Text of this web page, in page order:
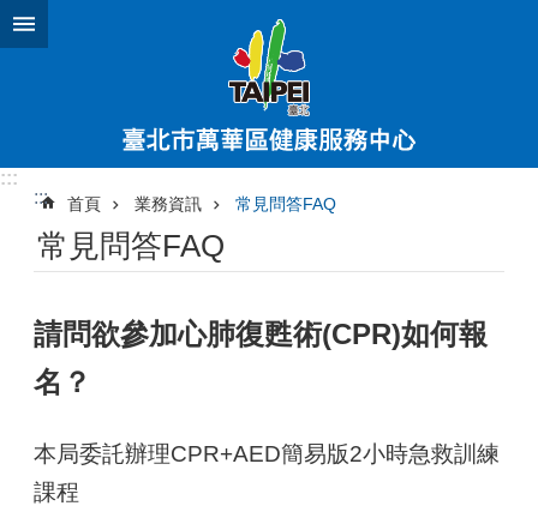
跳到主要內容區塊
:::
:::
首頁 業務資訊 常見問答FAQ
常見問答FAQ
請問欲參加心肺復甦術(CPR)如何報
名？
本局委託辦理CPR+AED簡易版2小時急救訓練
課程